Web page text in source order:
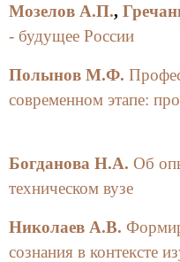
Мозелов А.П.,
- будущее России
Полынов М.Ф.
современном этапе:
Богданова Н.А. Об
техническом вузе
Николаев А.В.
сознания в контексте